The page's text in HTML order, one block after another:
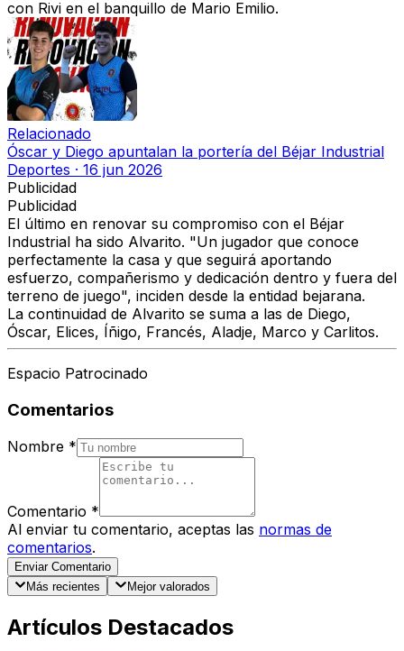
con Rivi en el banquillo de Mario Emilio.
Relacionado
Óscar y Diego apuntalan la portería del Béjar Industrial
Deportes · 16 jun 2026
Publicidad
Publicidad
El último en renovar su compromiso con el Béjar
Industrial ha sido Alvarito. "Un jugador que conoce
perfectamente la casa y que seguirá aportando
esfuerzo, compañerismo y dedicación dentro y fuera del
terreno de juego", inciden desde la entidad bejarana.
La continuidad de Alvarito se suma a las de Diego,
Óscar, Elices, Íñigo, Francés, Aladje, Marco y Carlitos.
Espacio Patrocinado
Comentarios
Nombre *
Comentario *
Al enviar tu comentario, aceptas las normas de
comentarios.
Enviar Comentario
Más recientes
Mejor valorados
Artículos Destacados